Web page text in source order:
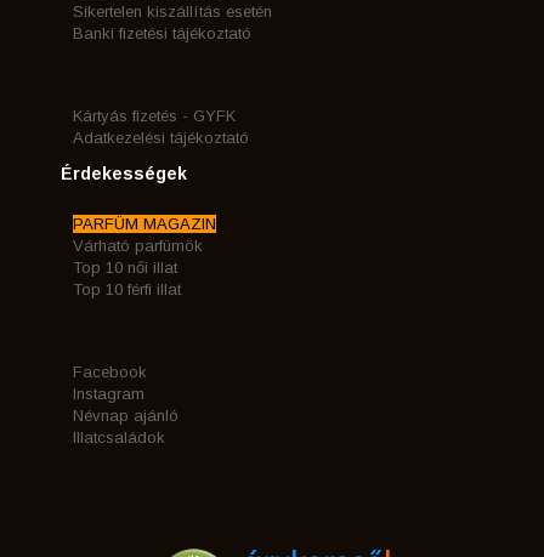
Sikertelen kiszállítás esetén
Banki fizetési tájékoztató
Kártyás fizetés - GYFK
Adatkezelési tájékoztató
Érdekességek
PARFÜM MAGAZIN
Várható parfümök
Top 10 női illat
Top 10 férfi illat
Facebook
Instagram
Névnap ajánló
Illatcsaládok